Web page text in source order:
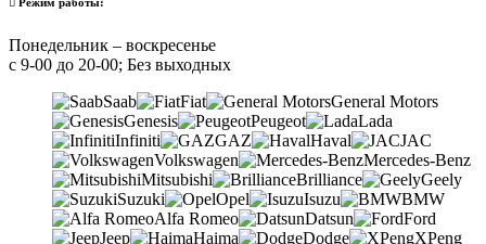
Понедельник – воскресенье
с 9-00 до 20-00; Без выходных
Saab
Fiat
General Motors
Genesis
Peugeot
Lada
Infiniti
GAZ Haval
JAC
Volkswagen
Mercedes-Benz
Mitsubishi
Brilliance
Geely
Suzuki
Opel Isuzu
BMW
Alfa Romeo
Datsun
Ford
Jeep
Haima Dodge
XPeng